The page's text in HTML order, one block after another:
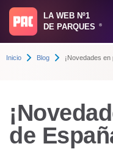
LA WEB Nº1
DE PARQUES
®
Inicio Blog ¡Novedades en
de